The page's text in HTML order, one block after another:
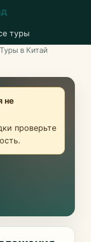
туры
Туры в Китай
не
проверьте